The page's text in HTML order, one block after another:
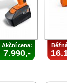
Akční cena:
7.990,-